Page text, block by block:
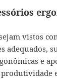
vistos
adequados,
e